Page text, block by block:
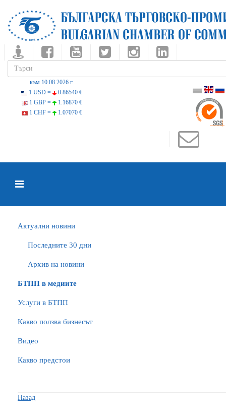
към 10.08.2026 г.
1 USD =
0.86540 €
1 GBP =
1.16870 €
1 CHF =
1.07070 €
Актуални новини
Последните 30 дни
Архив на новини
БTПП в медиите
Услуги в БТПП
Какво ползва бизнесът
Видео
Какво предстои
Назад